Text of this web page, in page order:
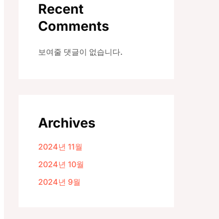
Recent
Comments
보여줄 댓글이 없습니다.
Archives
2024년 11월
2024년 10월
2024년 9월